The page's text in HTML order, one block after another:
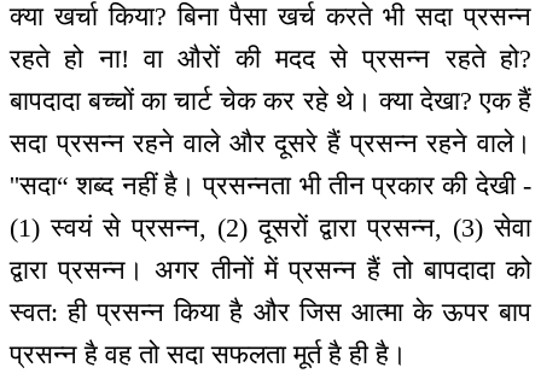
क्या खर्चा किया? बिना पैसा खर्च करते भी सदा प्रसन्न
रहते हो ना! वा औरों की मदद से प्रसन्न रहते हो?
बापदादा बच्चों का चार्ट चेक कर रहे थे। क्या देखा? एक हैं
सदा प्रसन्न रहने वाले और दूसरे हैं प्रसन्न रहने वाले।
''सदा“ शब्द नहीं है। प्रसन्नता भी तीन प्रकार की देखी -
(1) स्वयं से प्रसन्न, (2) दूसरों द्वारा प्रसन्न, (3) सेवा
द्वारा प्रसन्न। अगर तीनों में प्रसन्न हैं तो बापदादा को
स्वत: ही प्रसन्न किया है और जिस आत्मा के ऊपर बाप
प्रसन्न है वह तो सदा सफलता मूर्त है ही है।